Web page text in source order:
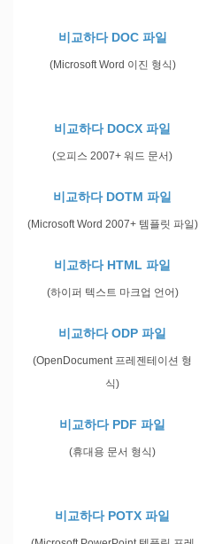
비교하다 DOC 파일
(Microsoft Word 이진 형식)
비교하다 DOCX 파일
(오피스 2007+ 워드 문서)
비교하다 DOTM 파일
(Microsoft Word 2007+ 템플릿 파일)
비교하다 HTML 파일
(하이퍼 텍스트 마크업 언어)
비교하다 ODP 파일
(OpenDocument 프레젠테이션 형
식)
비교하다 PDF 파일
(휴대용 문서 형식)
비교하다 POTX 파일